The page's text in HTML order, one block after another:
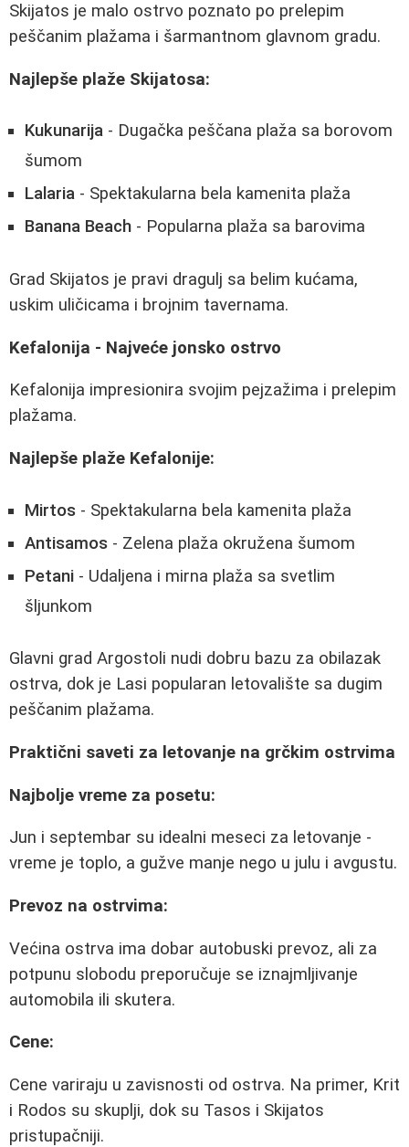
Skijatos je malo ostrvo poznato po prelepim
peščanim plažama i šarmantnom glavnom gradu.
Najlepše plaže Skijatosa:
Kukunarija - Dugačka peščana plaža sa borovom
šumom
Lalaria - Spektakularna bela kamenita plaža
Banana Beach - Popularna plaža sa barovima
Grad Skijatos je pravi dragulj sa belim kućama,
uskim uličicama i brojnim tavernama.
Kefalonija - Najveće jonsko ostrvo
Kefalonija impresionira svojim pejzažima i prelepim
plažama.
Najlepše plaže Kefalonije:
Mirtos - Spektakularna bela kamenita plaža
Antisamos - Zelena plaža okružena šumom
Petani - Udaljena i mirna plaža sa svetlim
šljunkom
Glavni grad Argostoli nudi dobru bazu za obilazak
ostrva, dok je Lasi popularan letovalište sa dugim
peščanim plažama.
Praktični saveti za letovanje na grčkim ostrvima
Najbolje vreme za posetu:
Jun i septembar su idealni meseci za letovanje -
vreme je toplo, a gužve manje nego u julu i avgustu.
Prevoz na ostrvima:
Većina ostrva ima dobar autobuski prevoz, ali za
potpunu slobodu preporučuje se iznajmljivanje
automobila ili skutera.
Cene:
Cene variraju u zavisnosti od ostrva. Na primer, Krit
i Rodos su skuplji, dok su Tasos i Skijatos
pristupačniji.